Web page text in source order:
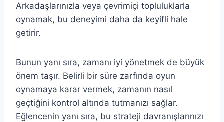
Arkadaşlarınızla veya çevrimiçi topluluklarla
oynamak, bu deneyimi daha da keyifli hale
getirir.
Bunun yanı sıra, zamanı iyi yönetmek de büyük
önem taşır. Belirli bir süre zarfında oyun
oynamaya karar vermek, zamanın nasıl
geçtiğini kontrol altında tutmanızı sağlar.
Eğlencenin yanı sıra, bu strateji davranışlarınızı